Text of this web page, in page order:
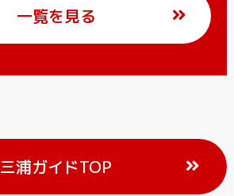
一覧を見る
三浦ガイドTOP